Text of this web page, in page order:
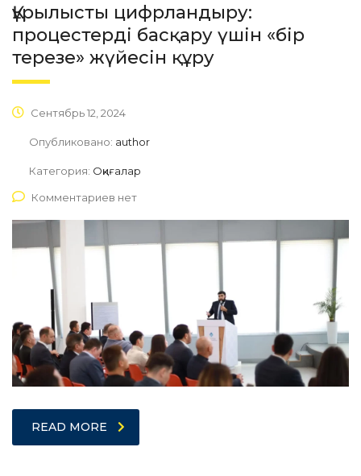
Құрылысты цифрландыру:
процестерді басқару үшін «бір
терезе» жүйесін құру
Сентябрь 12, 2024
Опубликовано: author
Категория: Оқиғалар
Комментариев нет
READ MORE